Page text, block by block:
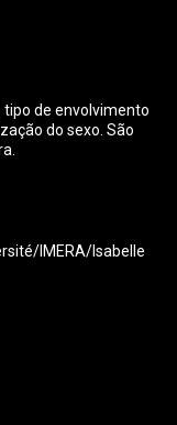
tipo de envolvimento
do sexo. São
IMERA/Isabelle